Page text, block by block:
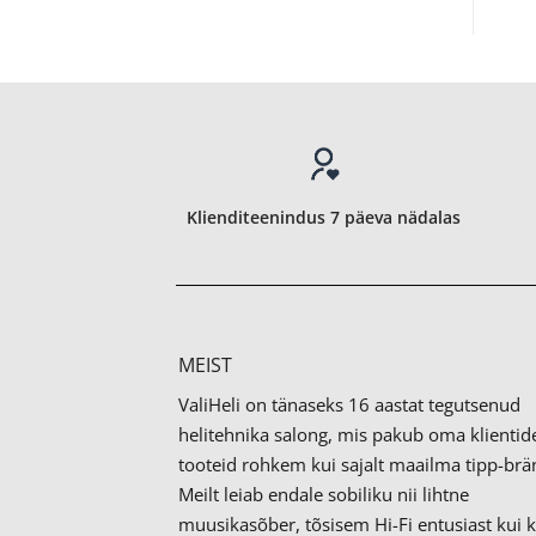
Klienditeenindus 7 päeva nädalas
MEIST
ValiHeli on tänaseks 16 aastat tegutsenud
helitehnika salong, mis pakub oma
tooteid rohkem kui sajalt maailma tipp-
Meilt leiab endale sobiliku nii lihtne
muusikasõber, tõsisem Hi-Fi entusiast kui